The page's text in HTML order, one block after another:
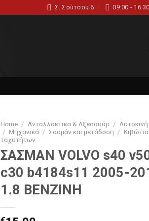
Σ. Σούτσου 6 09:00 - 16:30
Home / Ανταλλακτικα & Αξεσουάρ /
/ Μηχανικά / Σασμάν και μετάδοση / Κιβώτια
ταχυτήτων
ΣΑΣΜΑΝ VOLVO s40
c30 b4184s11 2005-
1.8 ΒΕΝΖΙΝΗ